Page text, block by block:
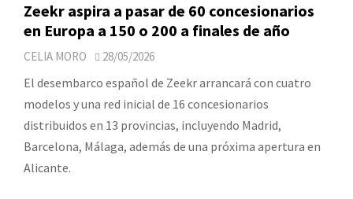
Zeekr aspira a pasar de 60 concesionarios
en Europa a 150 o 200 a finales de año
CELIA MORO 28/05/2026
El desembarco español de Zeekr arrancará con cuatro
modelos y una red inicial de 16 concesionarios
distribuidos en 13 provincias, incluyendo Madrid,
Barcelona, Málaga, además de una próxima apertura en
Alicante.